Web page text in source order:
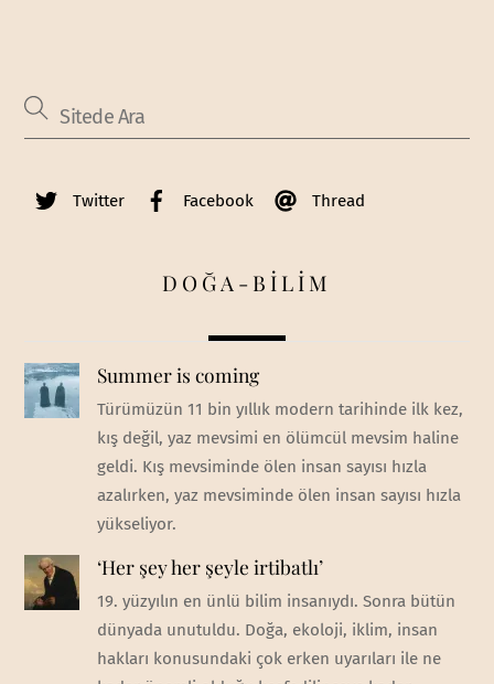
Twitter Facebook Thread
DOĞA-BİLİM
Summer is coming
Türümüzün 11 bin yıllık modern tarihinde ilk kez,
kış değil, yaz mevsimi en ölümcül mevsim haline
geldi. Kış mevsiminde ölen insan sayısı hızla
azalırken, yaz mevsiminde ölen insan sayısı hızla
yükseliyor.
‘Her şey her şeyle irtibatlı’
19. yüzyılın en ünlü bilim insanıydı. Sonra bütün
dünyada unutuldu. Doğa, ekoloji, iklim, insan
hakları konusundaki çok erken uyarıları ile ne